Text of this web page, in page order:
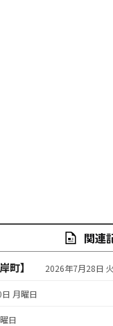
関連
町】 2026年7月28日
月曜日
日